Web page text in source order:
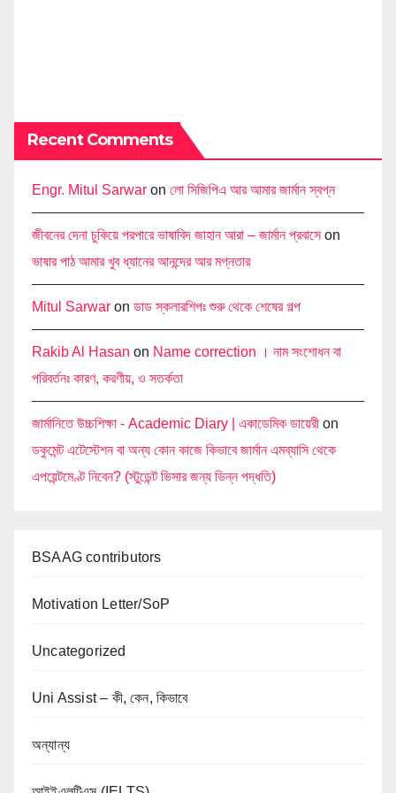
Recent Comments
Engr. Mitul Sarwar on লো সিজিপিএ আর আমার জার্মান স্বপ্ন
জীবনের দেনা চুকিয়ে পরপারে ভাষাবিদ জাহান আরা – জার্মান প্রবাসেon
ভাষার পাঠ আমার খুব ধ্যানের আনন্দের আর মগ্নতার
Mitul Sarwar on ডাড স্কলারশিপঃ শুরু থেকে শেষের গল্প
Rakib Al Hasan on Name correction । নাম সংশোধন বা
পরিবর্তনঃ কারণ, করণীয়, ও সতর্কতা
জার্মানিতে উচ্চশিক্ষা - Academic Diary | একাডেমিক ডায়েরী on
ডকুমেন্ট এটেস্টেশন বা অন্য কোন কাজে কিভাবে জার্মান এমব্যাসি থেকে
এপয়েন্টমেণ্ট নিবেন? (স্টুডেন্ট ভিসার জন্য ভিন্ন পদ্ধতি)
BSAAG contributors
Motivation Letter/SoP
Uncategorized
Uni Assist – কী, কেন, কিভাবে
অন্যান্য